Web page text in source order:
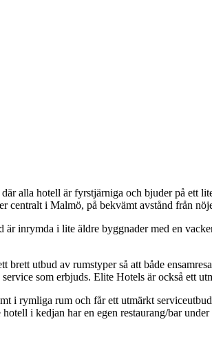
alla hotell är fyrstjärniga och bjuder på
centralt i Malmö, på bekvämt avstånd från
inrymda i lite äldre byggnader med en
brett utbud av rumstyper så att både
som erbjuds. Elite Hotels är också ett
i rymliga rum och får ett utmärkt
i kedjan har en egen restaurang/bar